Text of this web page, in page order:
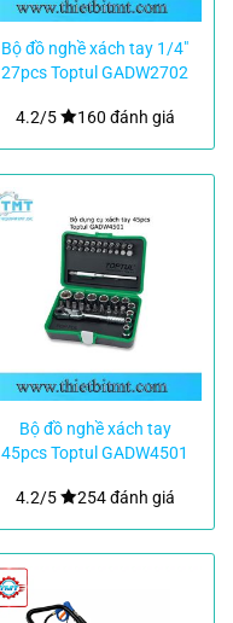
Bộ đồ nghề xách tay 1/4″
27pcs Toptul GADW2702
4.2/5 160 đánh giá
Bộ đồ nghề xách tay
45pcs Toptul GADW4501
4.2/5 254 đánh giá